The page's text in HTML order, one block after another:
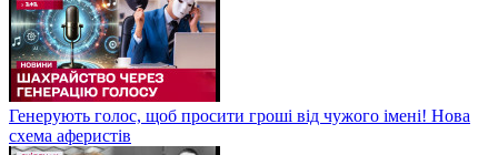
Генерують голос, щоб просити гроші від чужого імені! Нова
схема аферистів